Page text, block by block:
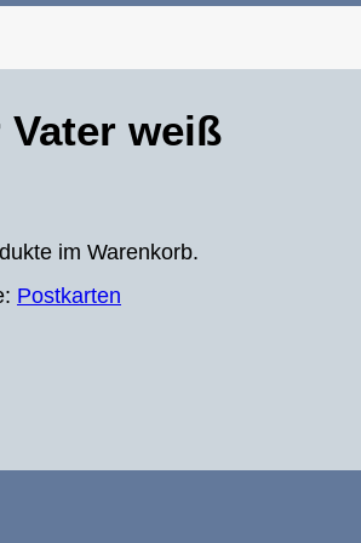
im Warenkorb.
weiß
Postkarten